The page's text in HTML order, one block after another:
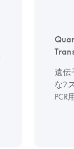
遺伝
な2
PCR